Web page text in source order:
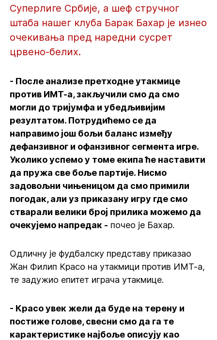
Суперлиге Србије, а шеф стручног
штаба нашег клуба Барак Бахар је изнео
очекивања пред наредни сусрет
црвено-белих.
- После анализе претходне утакмице
против ИМТ-а, закључили смо да смо
могли до тријумфа и убедљивијим
резултатом. Потрудићемо се да
направимо још бољи баланс између
дефанзивног и офанзивног сегмента игре.
Уколико успемо у томе екипа ће наставити
да пружа све боље партије. Нисмо
задовољни чињеницом да смо примили
погодак, али уз приказану игру где смо
стварали велики број прилика можемо да
очекујемо напредак - почео је Бахар.
Одличну је фудбалску представу приказао
Жан Филип Красо на утакмици против ИМТ-а,
те задужио епитет играча утакмице.
- Красо увек жели да буде на терену и
постиже голове, свесни смо да га те
карактеристике најбоље описују као